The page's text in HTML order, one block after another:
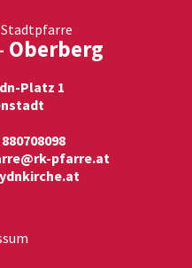
Oberberg
Platz 1
pfarre.at